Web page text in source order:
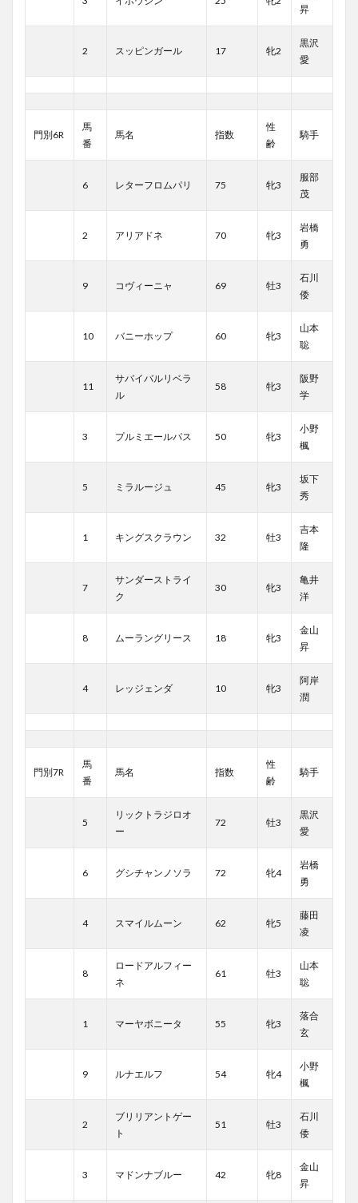
昇
2 スッピンガール 17 牝2
黒沢
愛
門別6R
馬
番
馬名 指数
性
齢
騎手
6 レターフロムパリ 75 牝3
服部
茂
2 アリアドネ 70 牝3
岩橋
勇
9 コヴィーニャ 69 牡3
石川
倭
10 バニーホップ 60 牝3
山本
聡
11
サバイバルリベラ
ル
58 牝3
阪野
学
3 プルミエールパス 50 牝3
小野
楓
5 ミラルージュ 45 牝3
坂下
秀
1 キングスクラウン 32 牡3
吉本
隆
7
サンダーストライ
ク
30 牝3
亀井
洋
8 ムーラングリース 18 牝3
金山
昇
4 レッジェンダ 10 牝3
阿岸
潤
門別7R
馬
番
馬名 指数
性
齢
騎手
5
リックトラジロオ
ー
72 牡3
黒沢
愛
6 グシチャンノソラ 72 牝4
岩橋
勇
4 スマイルムーン 62 牝5
藤田
凌
8
ロードアルフィー
ネ
61 牡3
山本
聡
1 マーヤボニータ 55 牝3
落合
玄
9 ルナエルフ 54 牝4
小野
楓
2
ブリリアントゲー
ト
51 牡3
石川
倭
3 マドンナブルー 42 牝8
金山
昇